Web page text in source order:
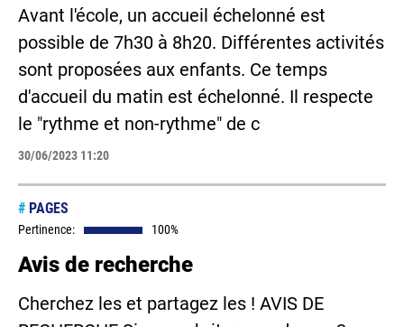
Avant l'école, un accueil échelonné est
possible de 7h30 à 8h20. Différentes activités
sont proposées aux enfants. Ce temps
d'accueil du matin est échelonné. Il respecte
le "rythme et non-rythme" de c
30/06/2023 11:20
# PAGES
Pertinence: 100%
Avis de recherche
Cherchez les et partagez les ! AVIS DE